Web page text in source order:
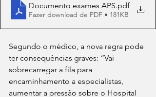
Documento exames APS.pdf
Fazer download de PDF • 181KB
Segundo o médico, a nova regra pode
ter consequências graves: “Vai
sobrecarregar a fila para
encaminhamento a especialistas,
aumentar a pressão sobre o Hospital